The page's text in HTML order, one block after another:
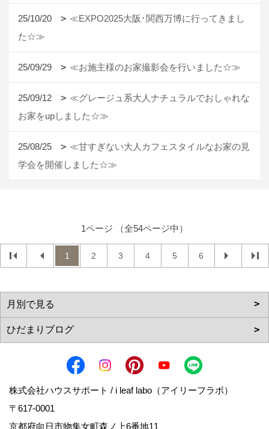
25/10/20
≪EXPO2025大阪･関西万博に行ってきまし
た☆≫
25/09/29 ≪お施主様のお家撮影会を行いました☆≫
25/09/12
≪グレージュ系大人ナチュラルでおしゃれな
お家をupしました☆≫
25/08/25
≪甘すぎない大人カフェスタイルなお家の見
学会を開催しました☆≫
1ページ （全54ページ中）
1 2 3 4 5 6
株式会社ハウスサポート / i leaf labo（アイリーフラボ）
〒617-0001
京都府向日市物集女町森ノ上6番地11